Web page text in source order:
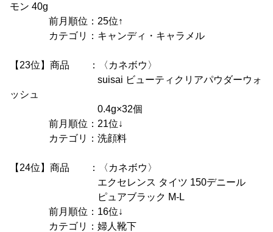
モン 40g
前月順位：25位↑
カテゴリ：キャンディ・キャラメル
【23位】商品 ：〈カネボウ〉
suisai ビューティクリアパウダーウォ
ッシュ
0.4g×32個
前月順位：21位↓
カテゴリ：洗顔料
【24位】商品 ：〈カネボウ〉
エクセレンス タイツ 150デニール
ピュアブラック M-L
前月順位：16位↓
カテゴリ：婦人靴下